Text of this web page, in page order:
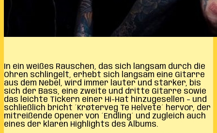
In ein weißes Rauschen, das sich langsam durch die
Ohren schlingelt, erhebt sich langsam eine Gitarre
aus dem Nebel, wird immer lauter und stärker, bis
sich der Bass, eine zweite und dritte Gitarre sowie
das leichte Tickern einer Hi-Hat hinzugesellen – und
schließlich bricht ´Krøterveg Te Helvete´ hervor, der
mitreißende Opener von ´Endling´ und zugleich auch
eines der klaren Highlights des Albums.